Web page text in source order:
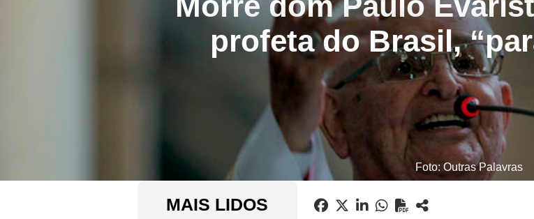
profeta do Brasil,
Foto: Outras Palavras
MAIS LIDOS